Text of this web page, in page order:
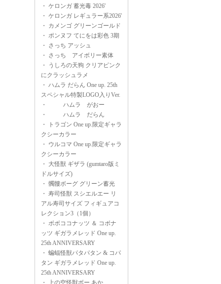
・ ケロンガ 蓄光毒 2026'
・ ケロンガ レギュラー系2026'
・ カメンゴ グリーンゴールド
・ ポンヌフ てにをは彩色 3期
・ さっち アッシュ
・ さっち アイボリー素体
・
うしろの天狗 クリアピンク
にクラッシュラメ
・ ハムラ だらん One up. 25th
スペシャル特製LOGO入りVer.
・
ハムラ がおー
・
ハムラ だらん
・
トラゴン One up.限定ギャラ
クシーカラー
・ ウルコマ One up.限定ギャラ
クシーカラー
・ 大怪獣 ギザラ (gumtaro版ミ
ドルサイズ)
・ 髑髏ボーグ グリーン蓄光
・ 寿司怪獣 スシエルエー リ
アル寿司サイズ フィギュアコ
レクション3（1個）
・ ボボココナッツ ＆ コボナ
ッツ ギガラメレッド One up.
25th ANNIVERSARY
・ 蝙蝠怪獣パタパタン & コパ
タン ギガラメレッド One up.
25th ANNIVERSARY
・ 上の空怪獣ボー あか